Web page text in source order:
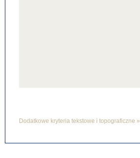
Dodatkowe kryteria tekstowe i topograficzne »